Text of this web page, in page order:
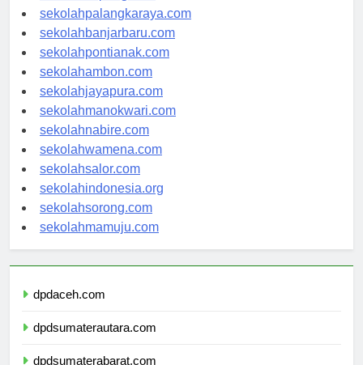
sekolahkupang.com
sekolahpalangkaraya.com
sekolahbanjarbaru.com
sekolahpontianak.com
sekolahambon.com
sekolahjayapura.com
sekolahmanokwari.com
sekolahnabire.com
sekolahwamena.com
sekolahsalor.com
sekolahindonesia.org
sekolahsorong.com